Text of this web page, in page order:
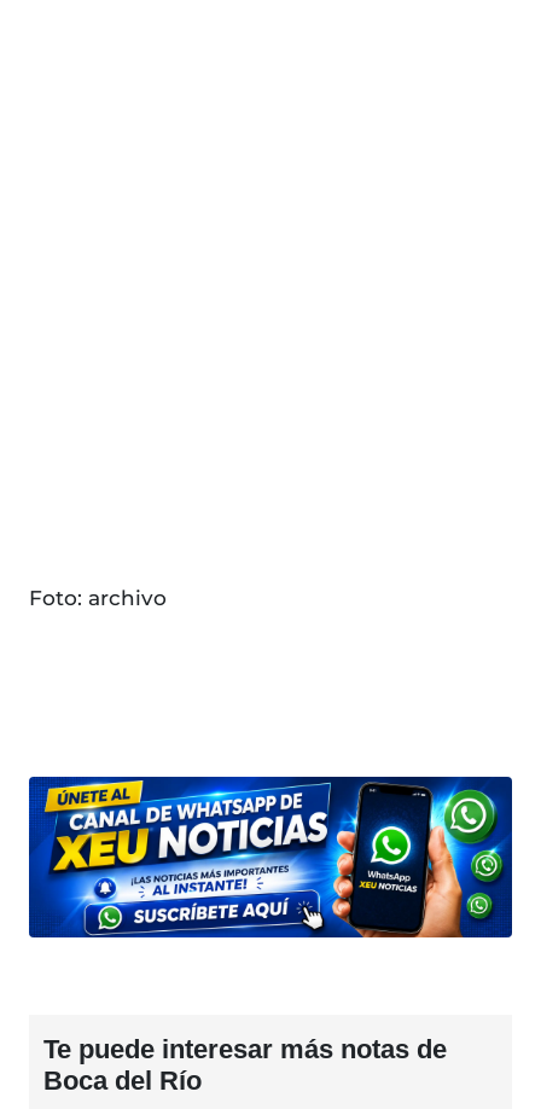
Foto: archivo
Te puede interesar más notas de
Boca del Río